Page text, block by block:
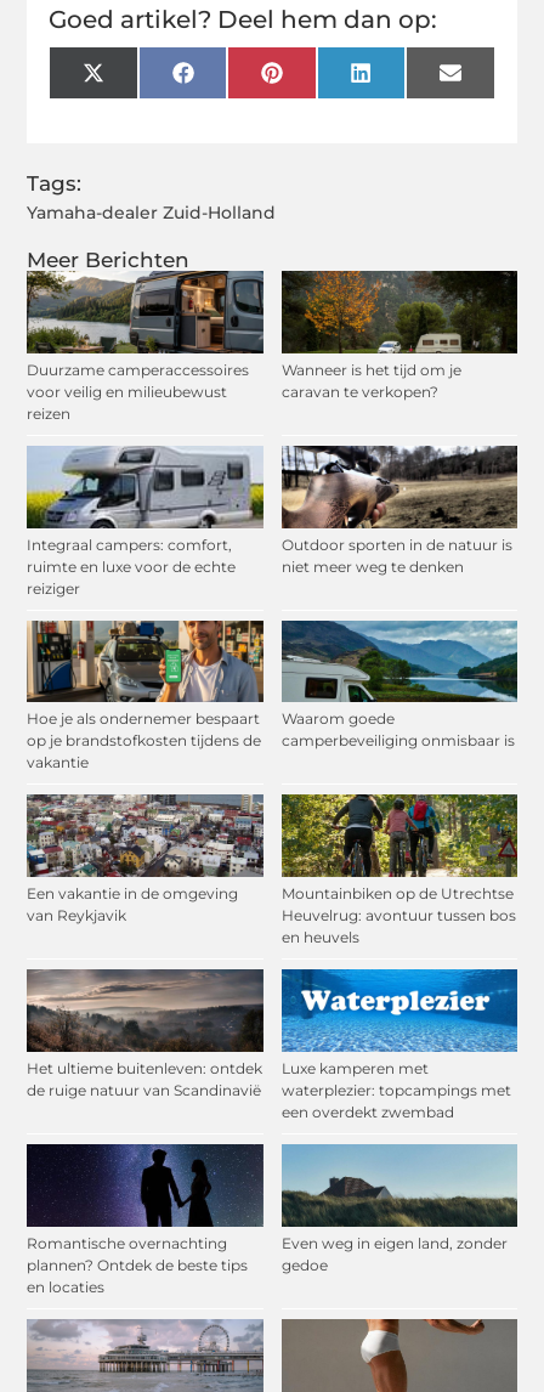
Meer Berichten
Duurzame camperaccessoires
voor veilig en milieubewust
reizen
Wanneer is het tijd om je
caravan te verkopen?
Integraal campers: comfort,
ruimte en luxe voor de echte
reiziger
Outdoor sporten in de natuur is
niet meer weg te denken
Hoe je als ondernemer bespaart
op je brandstofkosten tijdens de
vakantie
Waarom goede
camperbeveiliging onmisbaar is
Een vakantie in de omgeving
van Reykjavik
Mountainbiken op de Utrechtse
Heuvelrug: avontuur tussen bos
en heuvels
Het ultieme buitenleven: ontdek
de ruige natuur van Scandinavië
Luxe kamperen met
waterplezier: topcampings met
een overdekt zwembad
Romantische overnachting
plannen? Ontdek de beste tips
en locaties
Even weg in eigen land, zonder
gedoe
Goed artikel? Deel hem dan op:
X
(Twitter)
FacebookPinterestLinkedInEmail
Tags:
Yamaha-dealer Zuid-Holland